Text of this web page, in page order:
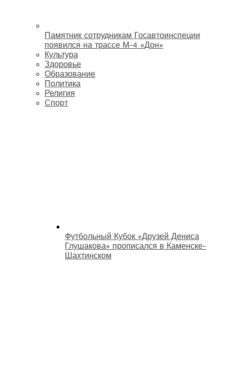
Памятник сотрудникам Госавтоинспеции
появился на трассе М-4 «Дон»
Культура
Здоровье
Образование
Политика
Религия
Спорт
Футбольный Кубок «Друзей Дениса
Глушакова» прописался в Каменске-
Шахтинском